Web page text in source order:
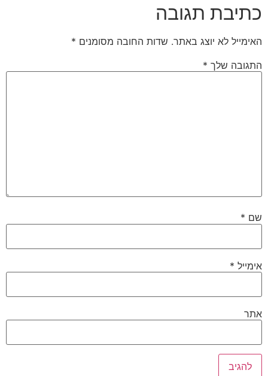
כתיבת תגובה
האימייל לא יוצג באתר. שדות החובה מסומנים *
התגובה שלך *
שם *
אימייל *
אתר